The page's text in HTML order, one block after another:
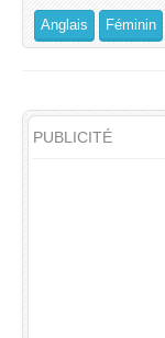
Anglais Féminin
PUBLICITÉ